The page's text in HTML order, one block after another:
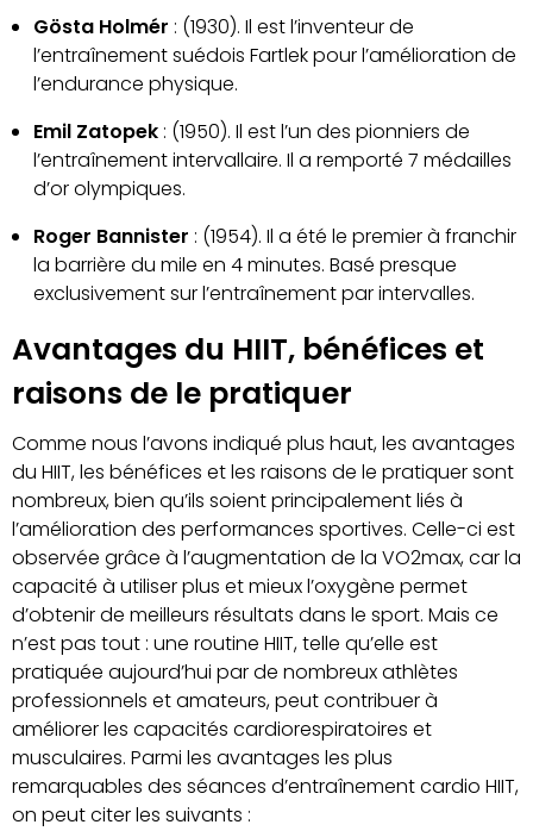
Gösta Holmér : (1930). Il est l’inventeur de
l’entraînement suédois Fartlek pour l’amélioration de
l’endurance physique.
Emil Zatopek : (1950). Il est l’un des pionniers de
l’entraînement intervallaire. Il a remporté 7 médailles
d’or olympiques.
Roger Bannister : (1954). Il a été le premier à franchir
la barrière du mile en 4 minutes. Basé presque
exclusivement sur l’entraînement par intervalles.
Avantages du HIIT, bénéfices et
raisons de le pratiquer
Comme nous l’avons indiqué plus haut, les avantages
du HIIT, les bénéfices et les raisons de le pratiquer sont
nombreux, bien qu’ils soient principalement liés à
l’amélioration des performances sportives. Celle-ci est
observée grâce à l’augmentation de la VO2max, car la
capacité à utiliser plus et mieux l’oxygène permet
d’obtenir de meilleurs résultats dans le sport. Mais ce
n’est pas tout : une routine HIIT, telle qu’elle est
pratiquée aujourd’hui par de nombreux athlètes
professionnels et amateurs, peut contribuer à
améliorer les capacités cardiorespiratoires et
musculaires. Parmi les avantages les plus
remarquables des séances d’entraînement cardio HIIT,
on peut citer les suivants :